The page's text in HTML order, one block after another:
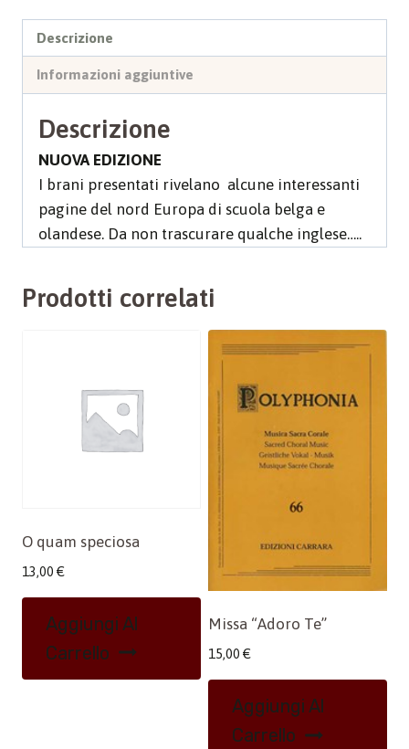
Descrizione
Informazioni aggiuntive
Descrizione
NUOVA EDIZIONE
I brani presentati rivelano alcune interessanti
pagine del nord Europa di scuola belga e
olandese. Da non trascurare qualche inglese…..
Prodotti correlati
O quam speciosa
13,00 €
Aggiungi Al
Carrello
Missa “Adoro Te”
15,00 €
Aggiungi Al
Carrello